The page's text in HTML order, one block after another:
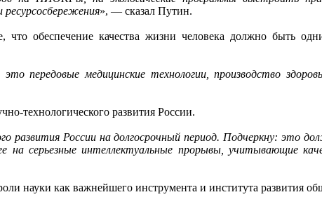
», — сказал Путин.
что обеспечение качества жизни человека должно быть
передовые медицинские технологии, производство
технологического развития России.
развития России на долгосрочный период. Подчеркну: это
на серьезные интеллектуальные прорывы, учитывающие
науки как важнейшего инструмента и института развития